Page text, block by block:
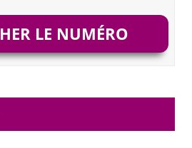
LE NUMÉRO